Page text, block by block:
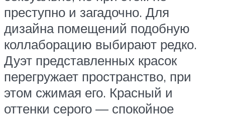
преступно и загадочно. Для
дизайна помещений подобную
коллаборацию выбирают редко.
Дуэт представленных красок
перегружает пространство, при
этом сжимая его. Красный и
оттенки серого — спокойное